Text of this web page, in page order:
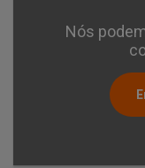
Nós